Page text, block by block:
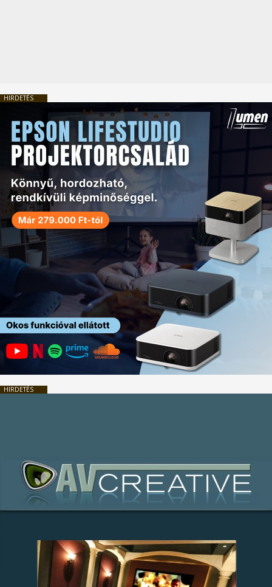
HIRDETÉS
HIRDETÉS